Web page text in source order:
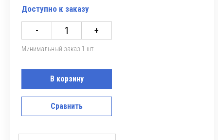
Доступно к заказу
- +
Минимальный заказ 1 шт.
В корзину
Сравнить